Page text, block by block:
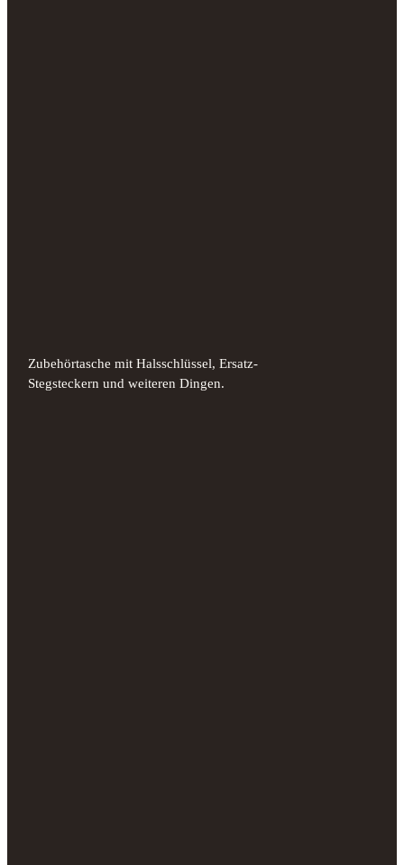
Zubehörtasche mit Halsschlüssel, Ersatz-
Stegsteckern und weiteren Dingen.